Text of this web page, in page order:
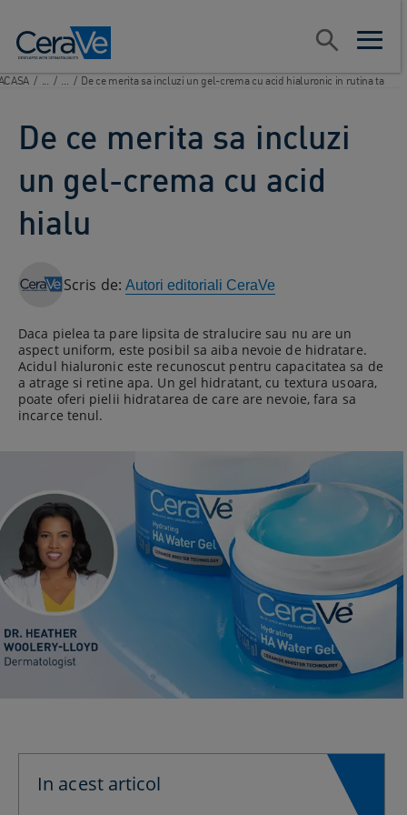
open
open
Cauta
/ ... / ... / De ce merita sa incluzi un gel-crema cu acid hialuronic in rutina ta
De ce merita sa incluzi
un gel-crema cu acid
hialu
Scris de: Autori editoriali CeraVe
Daca pielea ta pare lipsita de stralucire sau nu are un
aspect uniform, este posibil sa aiba nevoie de hidratare.
Acidul hialuronic este recunoscut pentru capacitatea sa de
a atrage si retine apa. Un gel hidratant, cu textura usoara,
poate oferi pielii hidratarea de care are nevoie, fara sa
incarce tenul.
In acest articol